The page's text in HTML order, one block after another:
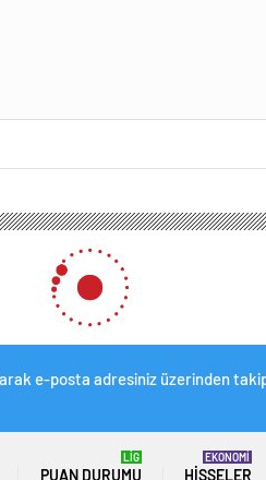
öncesinde tarım sektörünün
seçim